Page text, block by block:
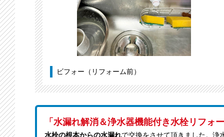
ビフォー（リフォーム前）
「水漏れ解消＆浄水器機能付き水栓リフォ
水栓の根本からの水漏れで交換をさせて頂きました。浄